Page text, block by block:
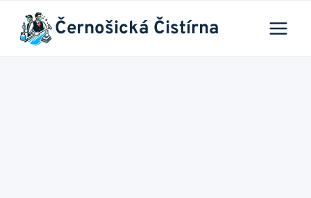
Přeskočit
obsah
Černošická Čistírna